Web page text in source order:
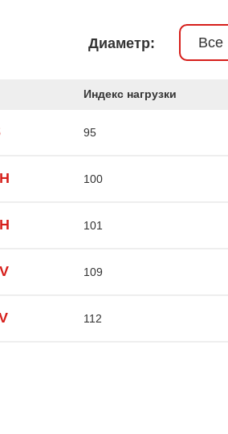
Диаметр: Все
Индекс нагрузки
95
100
101
109
112